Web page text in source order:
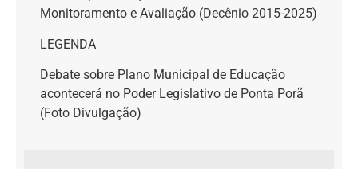
Monitoramento e Avaliação (Decênio 2015-2025)
LEGENDA
Debate sobre Plano Municipal de Educação
acontecerá no Poder Legislativo de Ponta Porã
(Foto Divulgação)